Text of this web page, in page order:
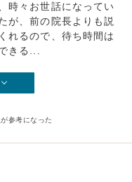
時々お世話になってい
が、前の院長よりも説
れるので、待ち時間は
きる...
参考になった